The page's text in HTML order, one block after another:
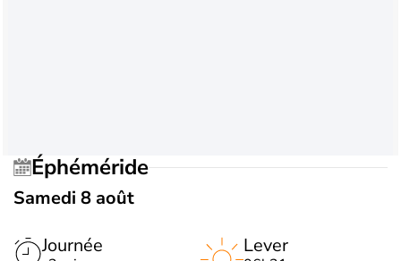
Éphéméride
Samedi 8 août
Journée
Lever